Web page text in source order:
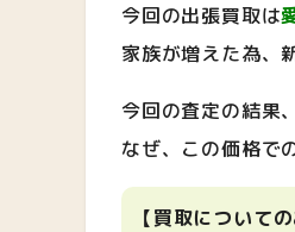
今回の出張買取は
家族が増えた為、
今回の査定の結果、
なぜ、この価格で
【買取について